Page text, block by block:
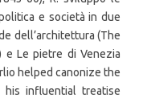
e società in due
dell’architettura (The
e Le pietre di Venezia
helped canonize the
influential treatise